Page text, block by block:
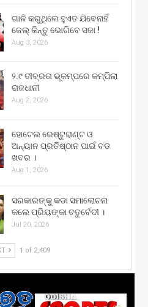
ଗାଳି କରୁଥିଲେ ହୁଏତ ଯିବେନାହିଁ
ଜେଲ୍ କିନ୍ତୁ ଭୋଗିବେ ସଜା !
Aug 3, 2026
୨.୯ ତୀବ୍ରତା ଭୂକମ୍ପରେ କମ୍ପିଲା
ରାଜଧାନୀ
Aug 2, 2026
ହୋଟେଲ ରେଷ୍ଟୁରାଣ୍ଟ ଓ
ଅନ୍ୟାନ ପ୍ରତିଷ୍ଠାନ ପାଇଁ ବଡ
ଖବର ।
Aug 1, 2026
ସରକାରଙ୍କୁ କଡା ସମାଲୋଚନା
କଲେ ପ୍ରିୟଙ୍କା ଚତୁର୍ବେଦୀ ।
Jul 20, 2026
1 of 2,409